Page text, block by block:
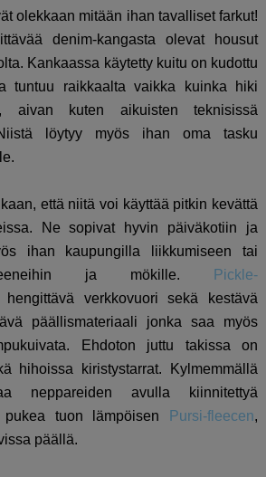
olekkaan mitään ihan tavalliset farkut!
denim-kangasta olevat housut
Kankaassa käytetty kuitu on kudottu
tuntuu raikkaalta vaikka kuinka hiki
aivan kuten aikuisten teknisissä
löytyy myös ihan oma tasku
että niitä voi käyttää pitkin kevättä
Ne sopivat hyvin päiväkotiin ja
ihan kaupungilla liikkumiseen tai
ja mökille.
Pickle-
hengittävä verkkovuori sekä kestävä
päällismateriaali jonka saa myös
Ehdoton juttu takissa on
hihoissa kiristystarrat. Kylmemmällä
neppareiden avulla kiinnitettyä
pukea tuon lämpöisen
Pursi-fleecen,
päällä.